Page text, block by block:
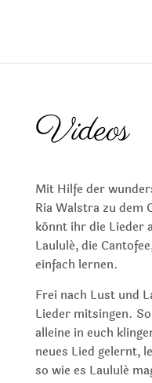
Videos
Mit Hilfe der
Ria Walstra zu dem
könnt ihr die Lieder
Laululé, die
einfach lernen.
Frei nach Lust und
Lieder mitsingen.
alleine in euch
neues Lied gelernt,
so wie es Laululé